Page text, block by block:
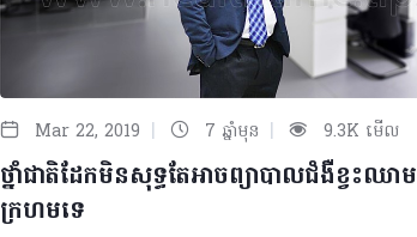
Mar 22, 2019 | 7 ឆ្នាំមុន | 9.3K មើល
ថ្នាំជាតិដែកមិនសុទ្ធតែអាចព្យាបាលជំងឺខ្វះឈាម
ក្រហមទេ